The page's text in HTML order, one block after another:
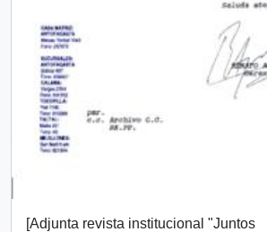
[Adjunta revista institucional "Juntos